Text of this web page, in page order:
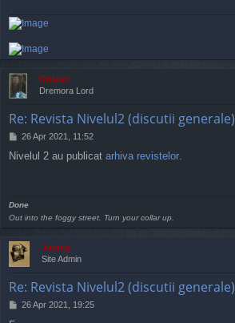
Cristan
Dremora Lord
Re: Revista Nivelul2 (discutii generale)
P
s
26 Apr 2021, 11:52
Nivelul 2 au publicat arhiva revistelor.
Done
Out into the foggy street. Turn your collar up.
Jaunty
Site Admin
Re: Revista Nivelul2 (discutii generale)
P26 Apr 2021, 19:25